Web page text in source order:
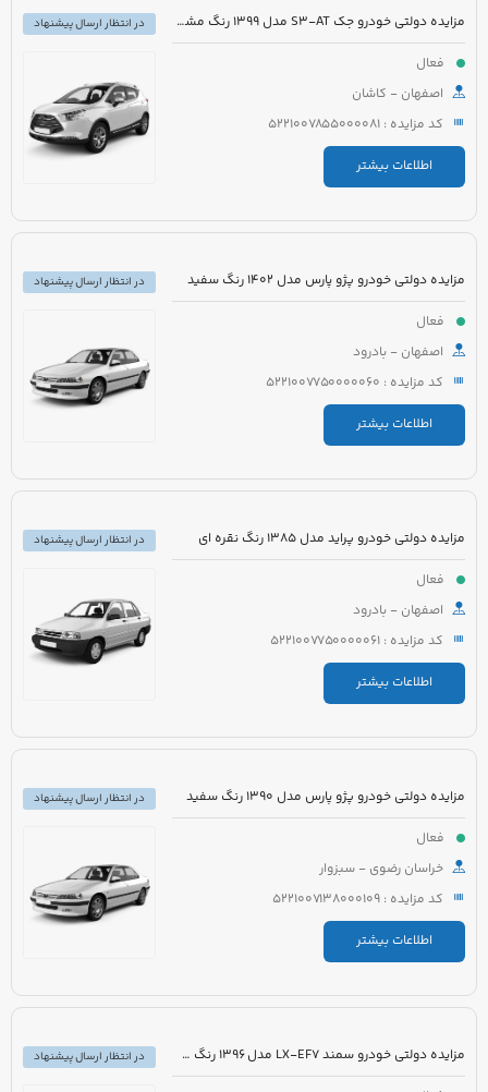
مزایده دولتی خودرو جک S3-AT مدل 1399 رنگ مشکی
فعال
اصفهان - کاشان
کد مزایده : 5221007855000081
اطلاعات بیشتر
در انتظار ارسال پیشنهاد
مزایده دولتی خودرو پژو پارس مدل 1402 رنگ سفید
فعال
اصفهان - بادرود
کد مزایده : 5221007750000060
اطلاعات بیشتر
در انتظار ارسال پیشنهاد
مزایده دولتی خودرو پراید مدل 1385 رنگ نقره ای
فعال
اصفهان - بادرود
کد مزایده : 5221007750000061
اطلاعات بیشتر
در انتظار ارسال پیشنهاد
مزایده دولتی خودرو پژو پارس مدل 1390 رنگ سفید
فعال
خراسان رضوی - سبزوار
کد مزایده : 5221007138000109
اطلاعات بیشتر
در انتظار ارسال پیشنهاد
مزایده دولتی خودرو سمند LX-EF7 مدل 1396 رنگ سفید
در انتظار ارسال پیشنهاد